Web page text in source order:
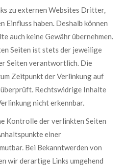
zu externen Websites Dritter,
Einfluss haben. Deshalb können
auch keine Gewähr übernehmen.
Seiten ist stets der jeweilige
Seiten verantwortlich. Die
Zeitpunkt der Verlinkung auf
Rechtswidrige Inhalte
nicht erkennbar.
Kontrolle der verlinkten Seiten
einer
Bei Bekanntwerden von
wir derartige Links umgehend